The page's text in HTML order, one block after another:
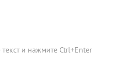
и нажмите Ctrl+Enter